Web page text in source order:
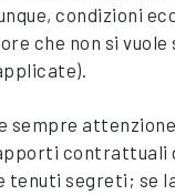
condizioni
che non si vuole
sempre
contrattuali
tenuti segreti; se